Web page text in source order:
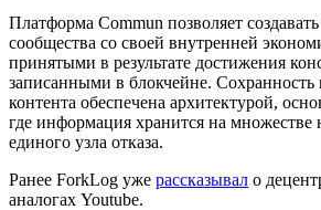
Платформа Commun позволяет
сообщества со своей внутренней
принятыми в результате достижения
записанными в блокчейне. Сохранность
контента обеспечена архитектурой,
где информация хранится на множестве
единого узла отказа.
Ранее ForkLog уже рассказывал о
аналогах Youtube.